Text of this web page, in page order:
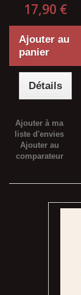
17,90 €
Ajouter au
panier
Détails
Ajouter à ma
liste d'envies
Ajouter au
comparateur